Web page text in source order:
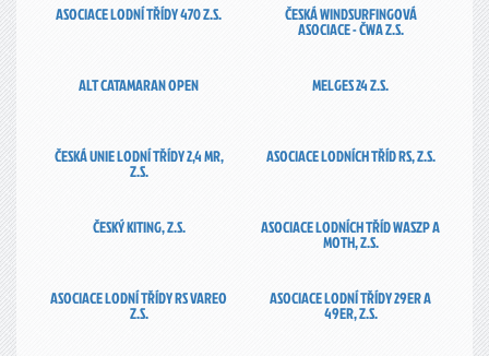
ASOCIACE LODNÍ TŘÍDY 470 Z.S. ČESKÁ WINDSURFINGOVÁ
ASOCIACE - ČWA Z.S.
ALT CATAMARAN OPEN MELGES 24 Z.S.
ČESKÁ UNIE LODNÍ TŘÍDY 2,4 MR,
Z.S.
ASOCIACE LODNÍCH TŘÍD RS, Z.S.
ČESKÝ KITING, Z.S. ASOCIACE LODNÍCH TŘÍD WASZP A
MOTH, Z.S.
ASOCIACE LODNÍ TŘÍDY RS VAREO
Z.S.
ASOCIACE LODNÍ TŘÍDY 29ER A
49ER, Z.S.